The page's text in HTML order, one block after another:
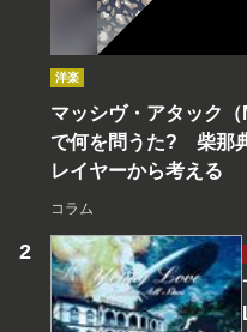
洋楽
マッシヴ・アタック
で何を問うた? 柴那
レイヤーから考える
コラム